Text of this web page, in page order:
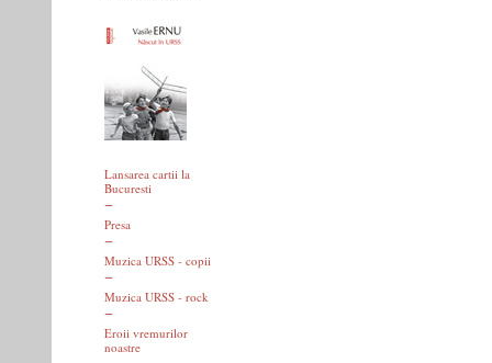
Lansarea cartii la
Bucuresti
Presa
Muzica URSS - copii
Muzica URSS - rock
Eroii vremurilor
noastre